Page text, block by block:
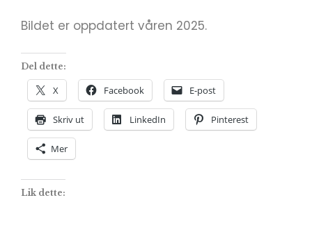
Bildet er oppdatert våren 2025.
Del dette:
X Facebook E-post
Skriv ut LinkedIn Pinterest
Mer
Lik dette: